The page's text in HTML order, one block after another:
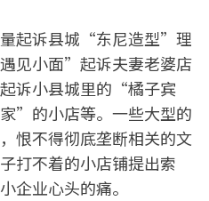
起诉县城“东尼造型”理
见小面”起诉夫妻老婆店
诉小县城里的“橘子宾
”的小店等。一些大型的
恨不得彻底垄断相关的文
打不着的小店铺提出索
企业心头的痛。